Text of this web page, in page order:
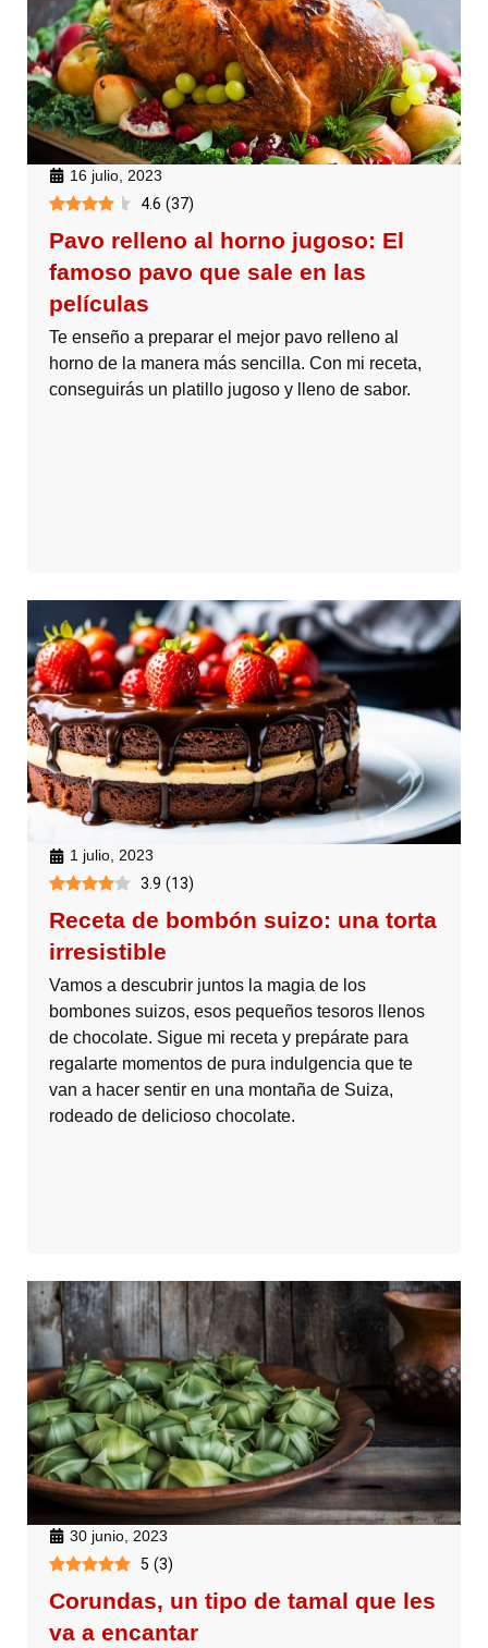
16 julio, 2023
4.6 (37)
Pavo relleno al horno jugoso: El
famoso pavo que sale en las
películas
Te enseño a preparar el mejor pavo relleno al
horno de la manera más sencilla. Con mi receta,
conseguirás un platillo jugoso y lleno de sabor.
1 julio, 2023
3.9 (13)
Receta de bombón suizo: una torta
irresistible
Vamos a descubrir juntos la magia de los
bombones suizos, esos pequeños tesoros llenos
de chocolate. Sigue mi receta y prepárate para
regalarte momentos de pura indulgencia que te
van a hacer sentir en una montaña de Suiza,
rodeado de delicioso chocolate.
30 junio, 2023
5 (3)
Corundas, un tipo de tamal que les
va a encantar